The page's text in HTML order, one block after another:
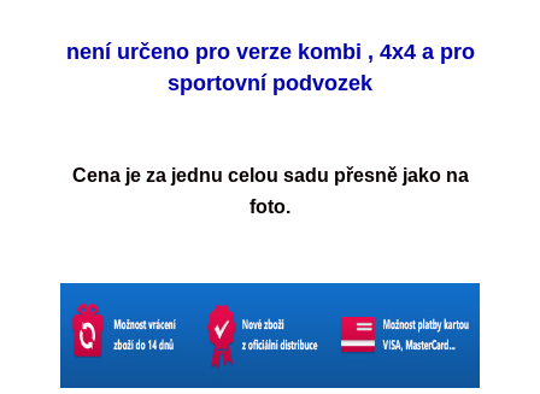
není určeno pro verze kombi , 4x4 a pro
sportovní podvozek
Cena je za jednu celou sadu přesně jako na
foto.